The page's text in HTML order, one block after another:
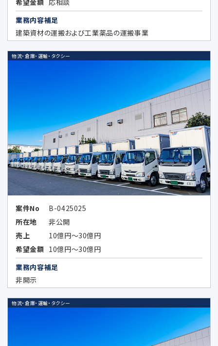
当社は、外国に所在する以下の企業が提供す
る広告サービスを利用した広告活動を行って
おり、当該広告サービスにおける広告効果を
分析する目的で、当該企業に対し、お客様の個
できない形式に加工した上、当該加工したデ
ータを提供することがあります。当該企業の外
国における個人情報の保護に関する制度、当
該企業が講ずる個人情報の保護のための措置
その他お客様にとって参考となるべき情報は、
以下のとおりです。
Google LLC（所在国：アメリカ合衆国 カ
リフォルニア州）
アメリカ合衆国（連邦）における個人情
報保護に関する制度
（https://www.ppc.go.jp/files/pdf/
USA_report.pdf）
アメリカ合衆国（カリフォルニア州）に
（https://www.ppc.go.jp/files/pdf/
california_report.pdf）
イドライン8原則に対応する措置を全
業務内容補足
建築資材の運搬および工業薬品の運搬事業
物流・倉庫・運輸・タクシー
案件No
B-0425025
所在地
非公開
売上
10億円～30億円
希望金額 10億円～30億円
業務内容補足
非開示
物流・倉庫・運輸・タクシー